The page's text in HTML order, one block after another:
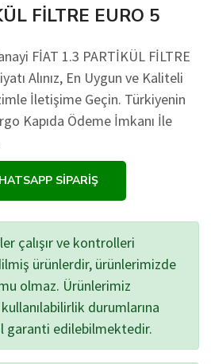
FİLTRE EURO 5
FİAT 1.3 PARTİKÜL FİLTRE
Alınız, En Uygun ve Kaliteli
İletişime Geçin. Türkiyenin
Kapıda Ödeme İmkanı İle
SIPARIŞ
çalışır ve kontrolleri
ürünlerdir, ürünlerimizde
olmaz. Ürünlerimiz
durumlarına
garanti edilebilmektedir.